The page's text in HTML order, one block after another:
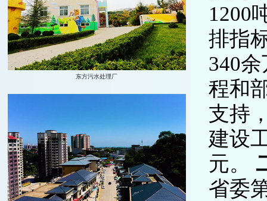
1200
排指
340
程和
支持
建设
元。
省委